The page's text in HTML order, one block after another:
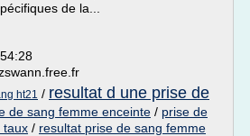
de la...
ht21 / resultat d une prise de
de sang femme enceinte / prise de
taux / resultat prise de sang femme